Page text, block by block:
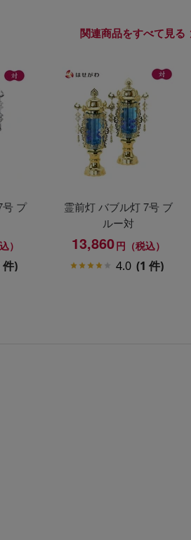
関連商品をすべて見る
プ
）
件)
霊前灯 バブル灯 7号 ブ
ルー対
13,860円（税込）
4.0 (1 件)